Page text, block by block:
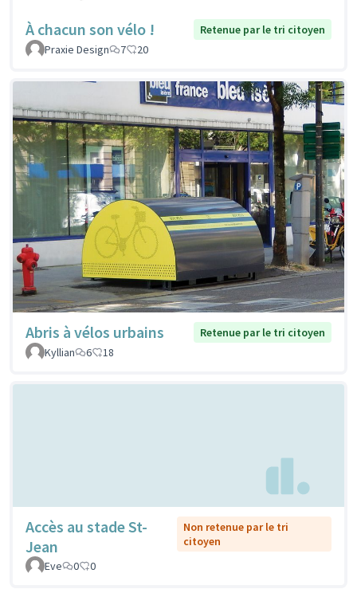
À chacun son vélo !
Retenue par le tri citoyen
Praxie Design
7 20
Abris à vélos urbains
Retenue par le tri citoyen
Kyllian
6 18
Accès au stade St-
Jean
Non retenue par le tri
citoyen
Eve
0 0